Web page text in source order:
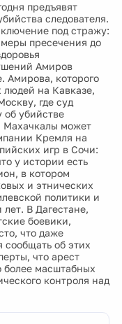
предъявят
следователя.
под стражу:
пресечения до
Амиров
Амирова, которого
на Кавказе,
где суд
об убийстве
Махачкалы может
Кремля на
игр в Сочи:
у истории есть
в котором
и этнических
политики и
В Дагестане,
боевики,
что даже
об этих
что арест
более масштабных
контроля над